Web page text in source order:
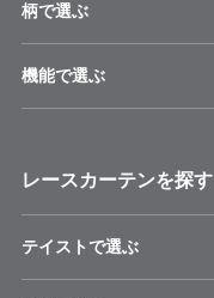
柄で選ぶ
機能で選ぶ
レースカーテンを探す
テイストで選ぶ